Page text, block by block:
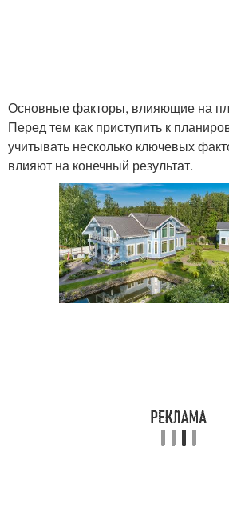
Основные факторы, влияющие на
Перед тем как приступить к
учитывать несколько ключевых
влияют на конечный результат.